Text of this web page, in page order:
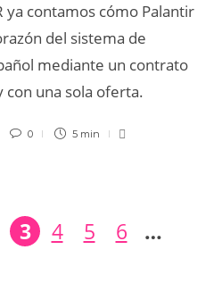
ya contamos cómo Palantir
del sistema de
mediante un contrato
con una sola oferta.
0 5 min
3 4 5 6
…